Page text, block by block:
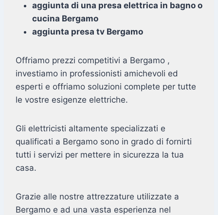
aggiunta di una presa elettrica in bagno o
cucina Bergamo
aggiunta presa tv Bergamo
Offriamo prezzi competitivi a Bergamo ,
investiamo in professionisti amichevoli ed
esperti e offriamo soluzioni complete per tutte
le vostre esigenze elettriche.
Gli elettricisti altamente specializzati e
qualificati a Bergamo sono in grado di fornirti
tutti i servizi per mettere in sicurezza la tua
casa.
Grazie alle nostre attrezzature utilizzate a
Bergamo e ad una vasta esperienza nel